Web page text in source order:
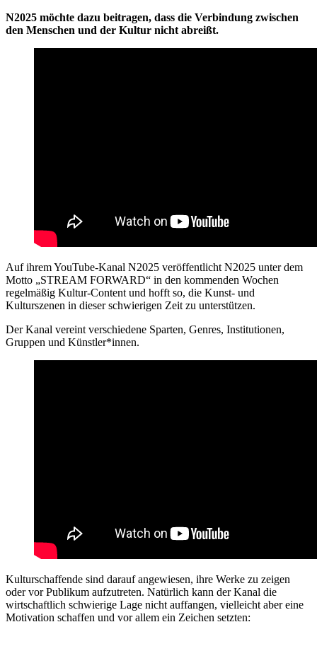
N2025 möchte dazu beitragen, dass die Verbindung zwischen
den Menschen und der Kultur nicht abreißt.
Auf ihrem YouTube-Kanal N2025 veröffentlicht N2025 unter dem
Motto „STREAM FORWARD“ in den kommenden Wochen
regelmäßig Kultur-Content und hofft so, die Kunst- und
Kulturszenen in dieser schwierigen Zeit zu unterstützen.
Der Kanal vereint verschiedene Sparten, Genres, Institutionen,
Gruppen und Künstler*innen.
‍Kulturschaffende sind darauf angewiesen, ihre Werke zu zeigen
oder vor Publikum aufzutreten. Natürlich kann der Kanal die
wirtschaftlich schwierige Lage nicht auffangen, vielleicht aber eine
Motivation schaffen und vor allem ein Zeichen setzten: